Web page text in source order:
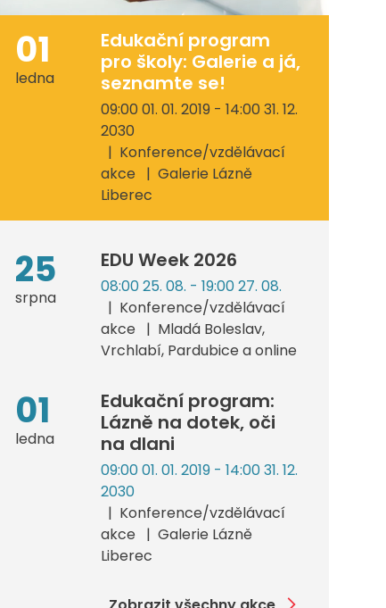
01
ledna
Edukační program
pro školy: Galerie a já,
seznamte se!
09:00 01. 01. 2019 - 14:00 31. 12.
2030
Konference/vzdělávací
akce
Galerie Lázně
Liberec
25
srpna
EDU Week 2026
08:00 25. 08. - 19:00 27. 08.
Konference/vzdělávací
akce
Mladá Boleslav,
Vrchlabí, Pardubice a online
01
ledna
Edukační program:
Lázně na dotek, oči
na dlani
09:00 01. 01. 2019 - 14:00 31. 12.
2030
Konference/vzdělávací
akce
Galerie Lázně
Liberec